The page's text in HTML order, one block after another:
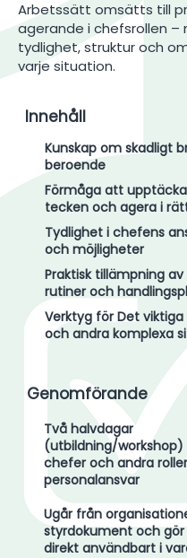
Arbetssätt omsätts till
agerande i chefsrollen –
tydlighet, struktur och
varje situation.​
Innehåll
Kunskap om skadligt
beroende
Förmåga att
tecken och agera i
Tydlighet i chefens
och möjligheter
Praktisk tillämpning av
rutiner och
Verktyg för Det
och andra komplexa
Genomförande
Två halvdagar
(utbildning/workshop)
chefer och andra
personalansvar
Ugår från
styrdokument och
direkt användbart i